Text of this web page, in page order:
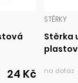
24 Kč
STĚRKY
Stěrka
na dotaz